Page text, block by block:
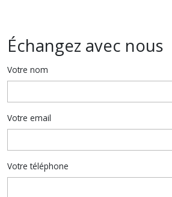
Échangez avec nous
Votre nom
Votre email
Votre téléphone